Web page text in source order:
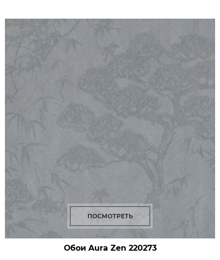
ПОСМОТРЕТЬ
Обои Aura Zen 220273